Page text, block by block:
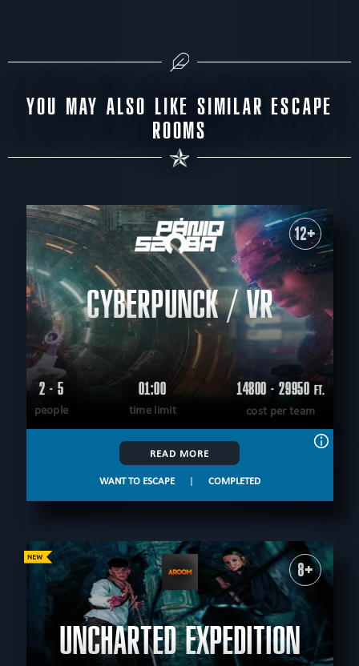
YOU MAY ALSO LIKE SIMILAR ESCAPE
ROOMS
12+
CYBERPUNCK / VR
2 - 5
people
01:00
time limit
14800 - 29950 FT.
cost per team
READ MORE
WANT TO ESCAPE | COMPLETED
8+
UNCHARTED EXPEDITION